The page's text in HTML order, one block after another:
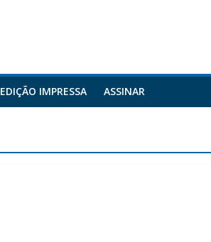
EDIÇÃO IMPRESSA ASSINAR